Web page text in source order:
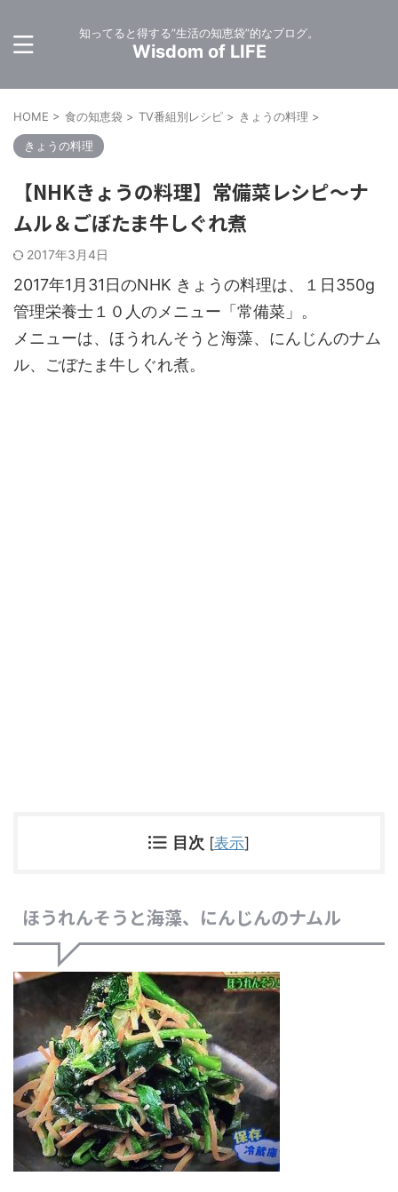
知ってると得する”生活の知恵袋”的なブログ。
Wisdom of LIFE
HOME > 食の知恵袋 > TV番組別レシピ > きょうの料理 >
きょうの料理
【NHKきょうの料理】常備菜レシピ～ナ
ムル＆ごぼたま牛しぐれ煮
2017年3月4日
2017年1月31日のNHK きょうの料理は、１日350g
管理栄養士１０人のメニュー「常備菜」。
メニューは、ほうれんそうと海藻、にんじんのナム
ル、ごぼたま牛しぐれ煮。
目次 [表示]
ほうれんそうと海藻、にんじんのナムル